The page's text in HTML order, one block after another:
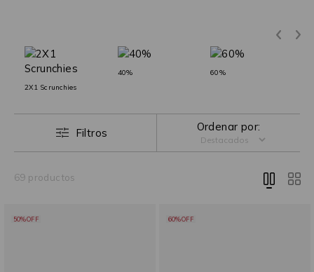
2X1 Scrunchies
40% 60%
Filtros Ordenar por:
69 productos
50%OFF 60%OFF